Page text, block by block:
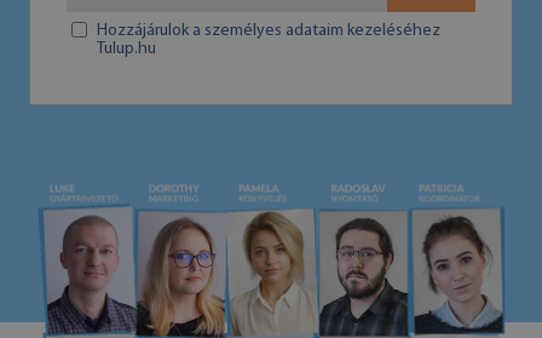
Hozzájárulok a személyes adataim kezeléséhez
Tulup.hu